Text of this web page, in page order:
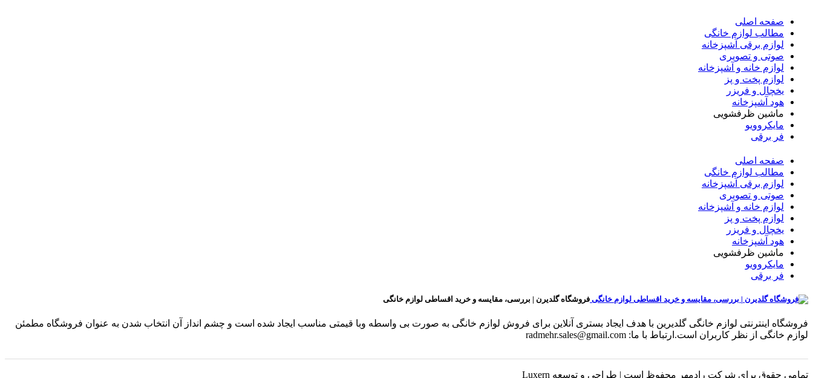
صفحه اصلی
مطالب لوازم خانگی
لوازم برقی آشپزخانه
صوتی و تصویری
لوازم خانه و آشپزخانه
لوازم پخت و پز
یخچال و فریزر
هود آشپزخانه
ماشین ظرفشویی
مایکروویو
فر برقی
صفحه اصلی
مطالب لوازم خانگی
لوازم برقی آشپزخانه
صوتی و تصویری
لوازم خانه و آشپزخانه
لوازم پخت و پز
یخچال و فریزر
هود آشپزخانه
ماشین ظرفشویی
مایکروویو
فر برقی
فروشگاه گلدیرن | بررسی، مقایسه و خرید اقساطی لوازم خانگی
فروشگاه اینترنتی لوازم خانگی گلدیرین با هدف ایجاد بستری آنلاین برای فروش لوازم خانگی به صورت بی واسطه وبا قیمتی مناسب ایجاد شده است و چشم انداز آن انتخاب شدن به عنوان فروشگاه مطمئن
لوازم خانگی از نظر کاربران است.ارتباط با ما: radmehr.sales@gmail.com
تمامی حقوق برای شرکت رادمهر محفوظ است | طراحی و توسعه Luxern